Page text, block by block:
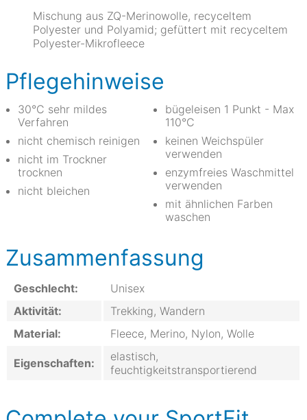
Mischung aus ZQ-Merinowolle, recyceltem
Polyester und Polyamid; gefüttert mit recyceltem
Polyester-Mikrofleece
Pflegehinweise
30°C sehr mildes
Verfahren
nicht chemisch reinigen
nicht im Trockner
trocknen
nicht bleichen
bügeleisen 1 Punkt - Max
110°C
keinen Weichspüler
verwenden
enzymfreies Waschmittel
verwenden
mit ähnlichen Farben
waschen
Zusammenfassung
Geschlecht:
Unisex
Aktivität:
Trekking, Wandern
Material:
Fleece, Merino, Nylon, Wolle
Eigenschaften:
elastisch,
feuchtigkeitstransportierend